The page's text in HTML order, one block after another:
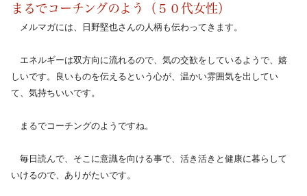
まるでコーチングのよう（５０代女性）
メルマガには、日野堅也さんの人柄も伝わってきます。
エネルギーは双方向に流れるので、気の交歓をしているようで、嬉
しいです。良いものを伝えるという心が、温かい雰囲気を出してい
て、気持ちいいです。
まるでコーチングのようですね。
毎日読んで、そこに意識を向ける事で、活き活きと健康に暮らして
いけるので、ありがたいです。